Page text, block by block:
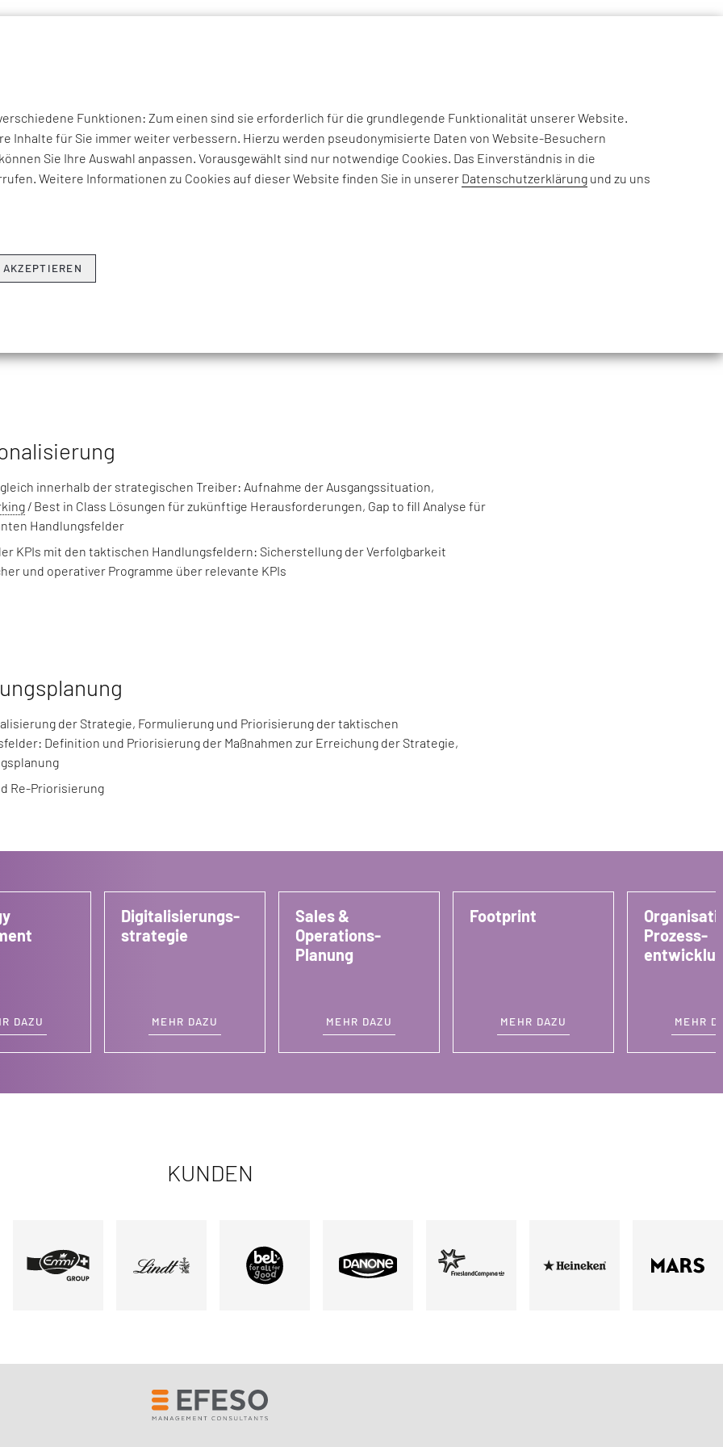
STRATEGY DEPLOYMENT
Ausrichtung
innerhalb der strategischen Treiber: Aufnahme der Ausgangssituation,
/ Best in Class Lösungen für zukünftige Herausforderungen, Gap to fill Analyse für
Handlungsfelder
KPIs mit den taktischen Handlungsfeldern: Sicherstellung der Verfolgbarkeit
und operativer Programme über relevante KPIs
der Strategie, Formulierung und Priorisierung der taktischen
Definition und Priorisierung der Maßnahmen zur Erreichung der Strategie,
Re-Priorisierung
DAZU
Digitali­sierungs­
strategie
MEHR DAZU
Sales &
Operations-
Planung
MEHR DAZU
Footprint
MEHR DAZU
Prozess­
MEHR
KUNDEN
Funktionen: Zum einen sind sie erforderlich für die grundlegende Funktionalität unserer Website.
Inhalte für Sie immer weiter verbessern. Hierzu werden pseudonymisierte Daten von Website-Besuchern
Sie Ihre Auswahl anpassen. Vorausgewählt sind nur notwendige Cookies. Das Einverständnis in die
Weitere Informationen zu Cookies auf dieser Website finden Sie in unserer Datenschutzerklärung und zu uns